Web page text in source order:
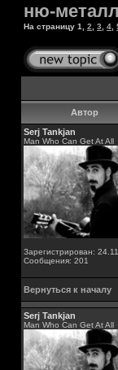
ню-
На страницу 1 2 3 4
Автор
Serj Tankjan
Man Who Can Get At All
Зарегистрирован:
Сообщения: 201
Вернуться к началу
Serj Tankjan
Man Who Can Get At All